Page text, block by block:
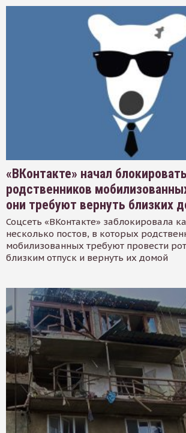
«ВКонтакте» начал
родственников
они требуют вернуть близких
Соцсеть «ВКонтакте» заблокировала
несколько постов, в которых
мобилизованных требуют провести
близким отпуск и вернуть их домой